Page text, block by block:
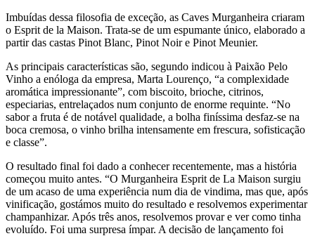
Imbuídas dessa filosofia de exceção, as Caves Murganheira criaram
o Esprit de la Maison. Trata-se de um espumante único, elaborado a
partir das castas Pinot Blanc, Pinot Noir e Pinot Meunier.
As principais características são, segundo indicou à Paixão Pelo
Vinho a enóloga da empresa, Marta Lourenço, “a complexidade
aromática impressionante”, com biscoito, brioche, citrinos,
especiarias, entrelaçados num conjunto de enorme requinte. “No
sabor a fruta é de notável qualidade, a bolha finíssima desfaz-se na
boca cremosa, o vinho brilha intensamente em frescura, sofisticação
e classe”.
O resultado final foi dado a conhecer recentemente, mas a história
começou muito antes. “O Murganheira Esprit de La Maison surgiu
de um acaso de uma experiência num dia de vindima, mas que, após
vinificação, gostámos muito do resultado e resolvemos experimentar
champanhizar. Após três anos, resolvemos provar e ver como tinha
evoluído. Foi uma surpresa ímpar. A decisão de lançamento foi